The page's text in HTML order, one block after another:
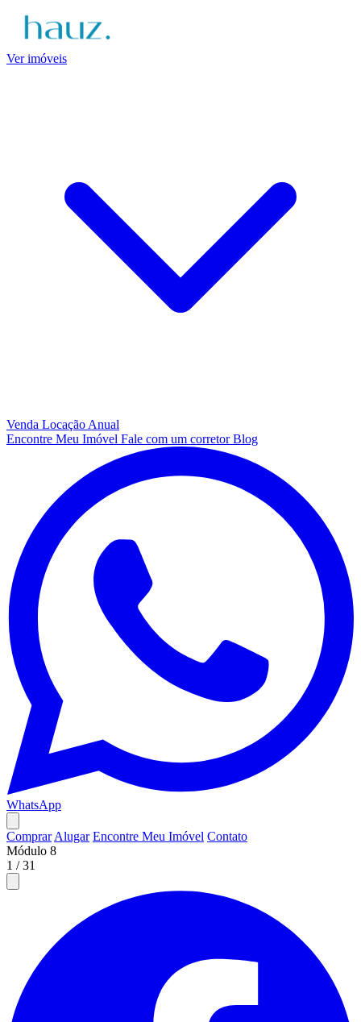
Ver imóveis
Venda Locação Anual
Encontre Meu Imóvel Fale com um corretorBlog
WhatsApp
Comprar Alugar Encontre Meu Imóvel Contato
Módulo 8
1 /31